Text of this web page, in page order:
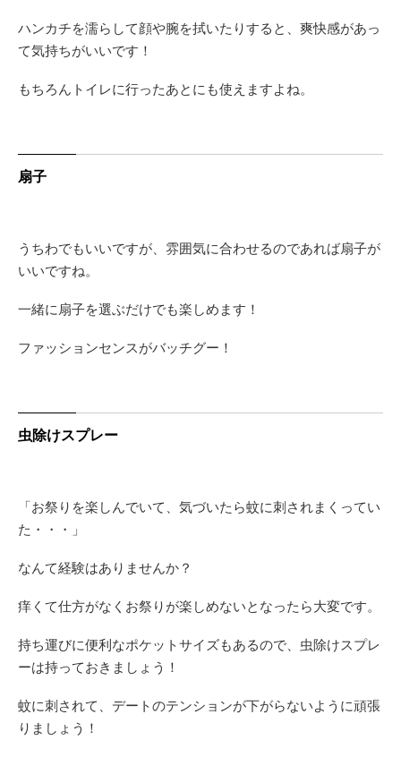
ハンカチを濡らして顔や腕を拭いたりすると、爽快感があっ
て気持ちがいいです！
もちろんトイレに行ったあとにも使えますよね。
扇子
うちわでもいいですが、雰囲気に合わせるのであれば扇子が
いいですね。
一緒に扇子を選ぶだけでも楽しめます！
ファッションセンスがバッチグー！
虫除けスプレー
「お祭りを楽しんでいて、気づいたら蚊に刺されまくってい
た・・・」
なんて経験はありませんか？
痒くて仕方がなくお祭りが楽しめないとなったら大変です。
持ち運びに便利なポケットサイズもあるので、虫除けスプレ
ーは持っておきましょう！
蚊に刺されて、デートのテンションが下がらないように頑張
りましょう！